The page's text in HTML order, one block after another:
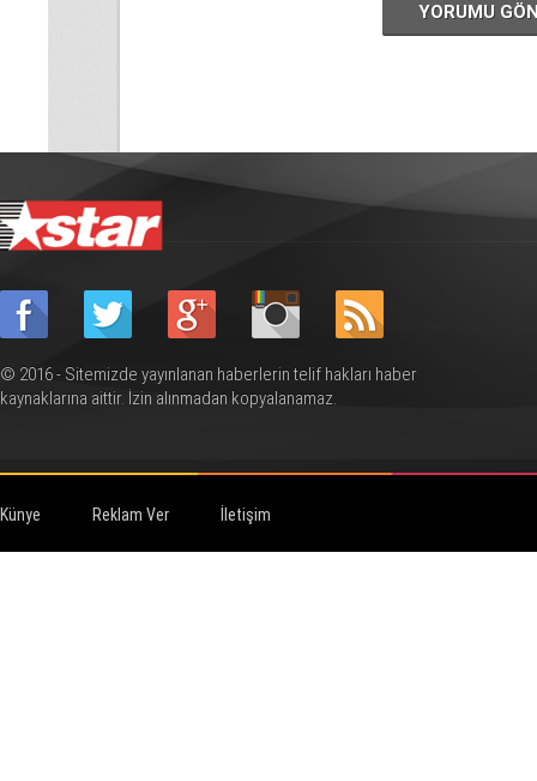
YORUMU
© 2016 - Sitemizde yayınlanan haberlerin telif hakları haber
kaynaklarına aittir. İzin alınmadan kopyalanamaz.
Künye Reklam Ver İletişim